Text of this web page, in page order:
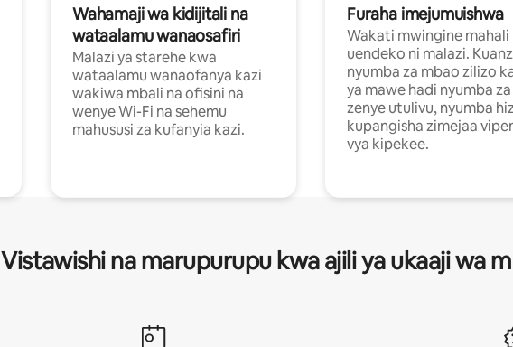
Wahamaji wa kidijitali na
wataalamu wanaosafiri
Malazi ya starehe kwa
wataalamu wanaofanya kazi
wakiwa mbali na ofisini na
wenye Wi-Fi na sehemu
mahususi za kufanyia kazi.
Furaha imejumuishwa
Wakati mwingine mahali
uendeko ni malazi.
nyumba za mbao zilizo
ya mawe hadi nyumba
zenye utulivu, nyumba
kupangisha zimejaa
vya kipekee.
Vistawishi na marupurupu kwa ajili ya ukaaji wa